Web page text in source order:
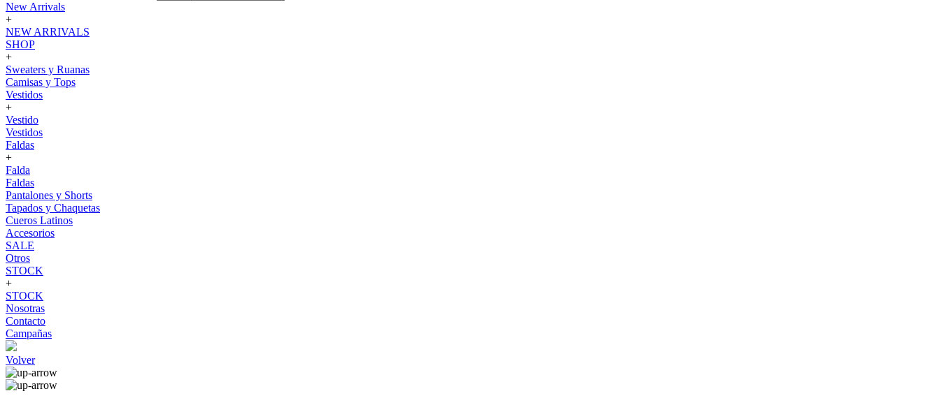
New Arrivals
+
NEW ARRIVALS
SHOP
+
Sweaters y Ruanas
Camisas y Tops
Vestidos
+
Vestido
Vestidos
Faldas
+
Falda
Faldas
Pantalones y Shorts
Tapados y Chaquetas
Cueros Latinos
Accesorios
SALE
Otros
STOCK
+
STOCK
Nosotras
Contacto
Campañas
Volver